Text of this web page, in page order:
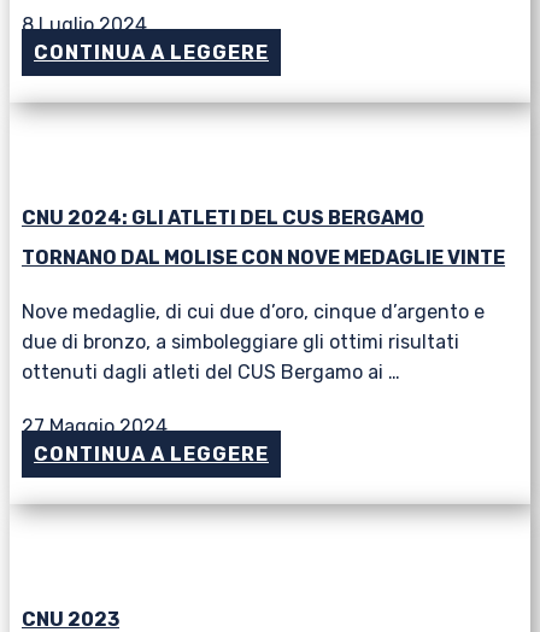
8 Luglio 2024
CONTINUA A LEGGERE
CNU 2024: GLI ATLETI DEL CUS BERGAMO
TORNANO DAL MOLISE CON NOVE MEDAGLIE VINTE
Nove medaglie, di cui due d’oro, cinque d’argento e
due di bronzo, a simboleggiare gli ottimi risultati
ottenuti dagli atleti del CUS Bergamo ai …
27 Maggio 2024
CONTINUA A LEGGERE
CNU 2023